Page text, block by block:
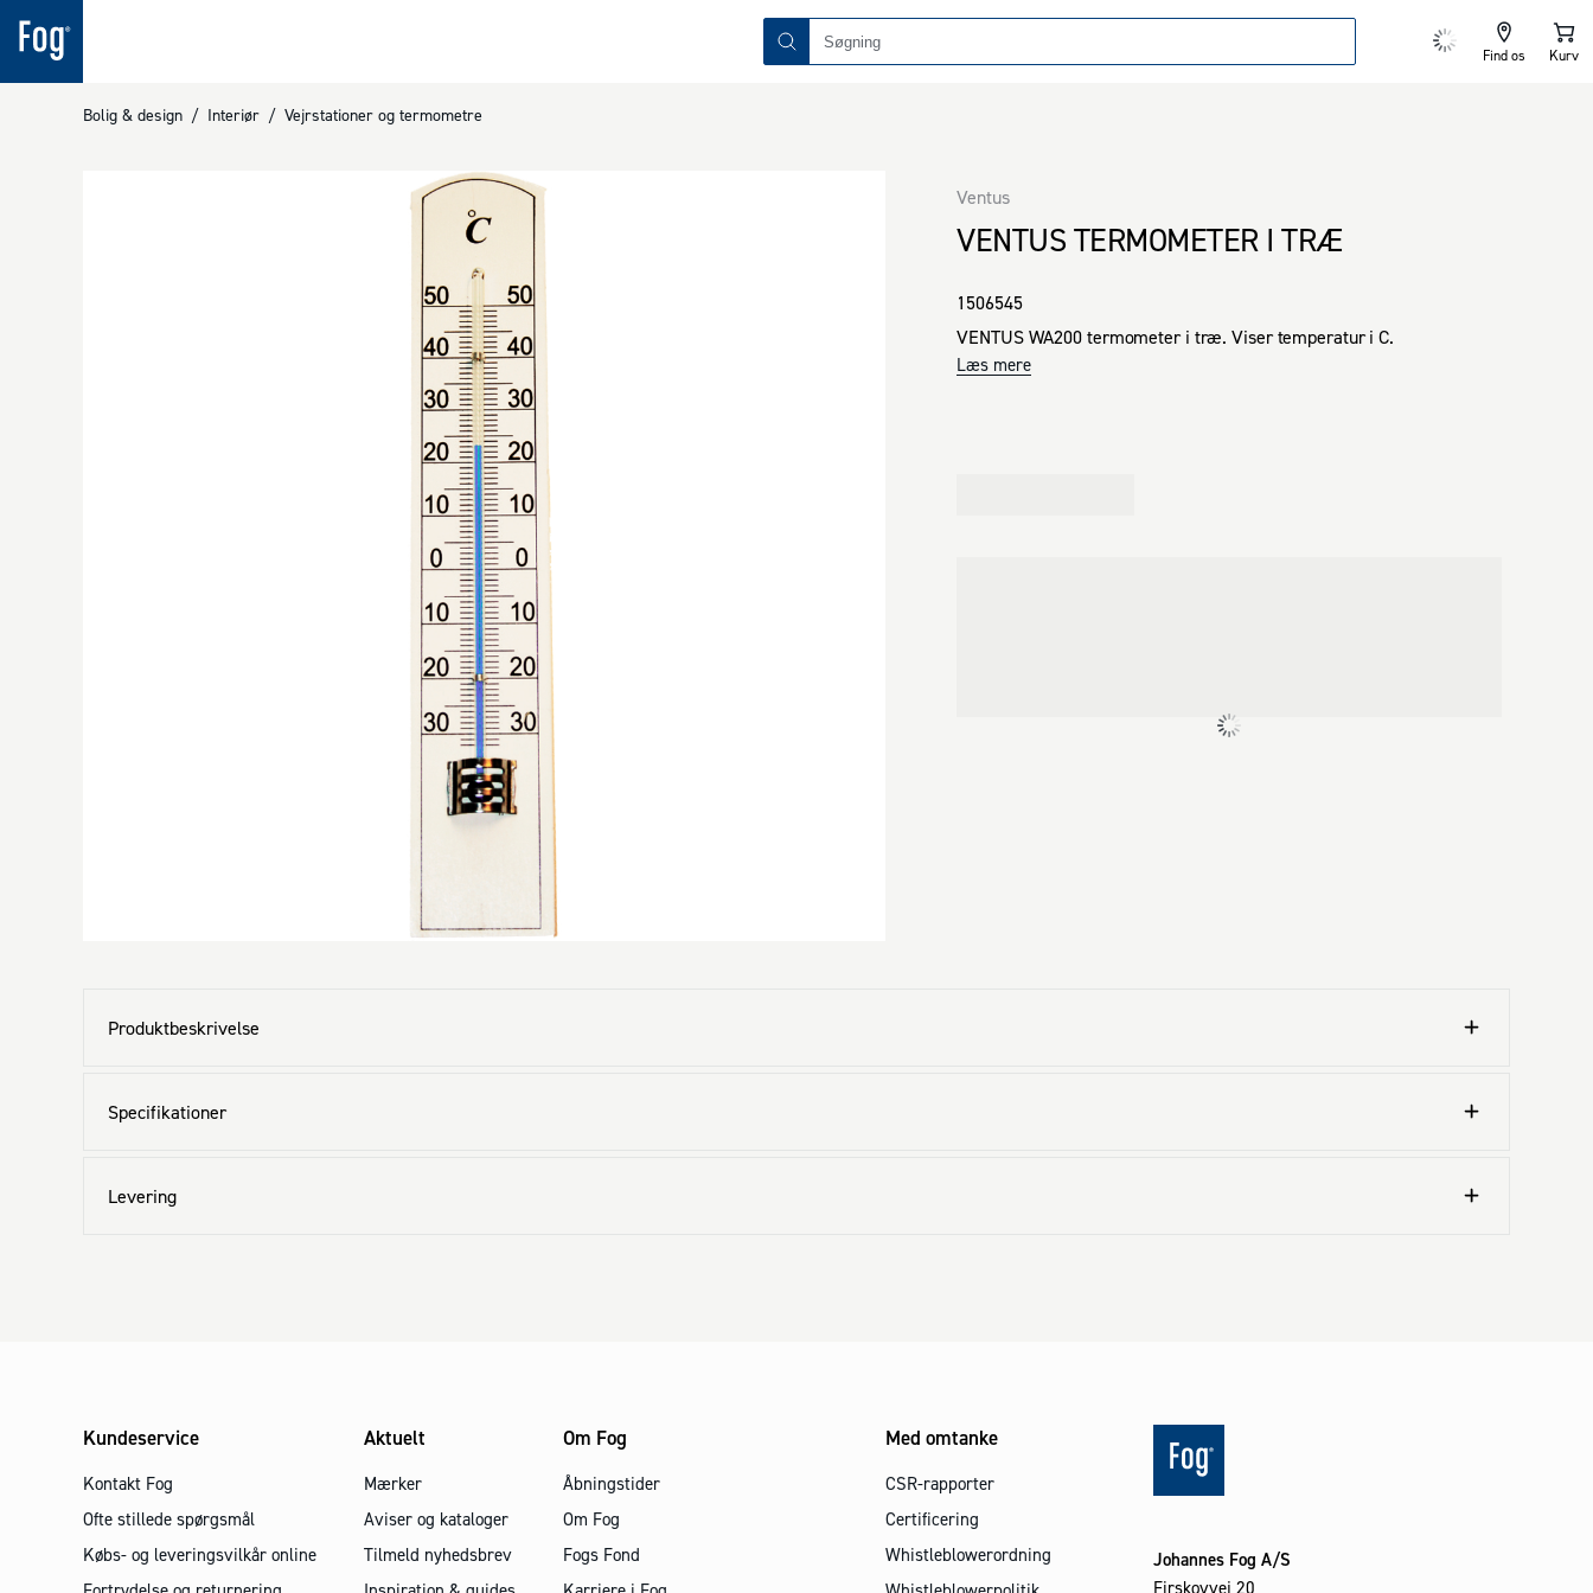
Find os Kurv
Bolig & design / Interiør / Vejrstationer og termometre
VENTUS TERMOMETER I TRÆ
Ventus
1506545
VENTUS WA200 termometer i træ. Viser temperatur i C.
Læs mere
Produktbeskrivelse
Specifikationer
Levering
Kundeservice
Kontakt Fog
Ofte stillede spørgsmål
Købs- og leveringsvilkår online
Aktuelt
Mærker
Aviser og kataloger
Tilmeld nyhedsbrev
Om Fog
Åbningstider
Om Fog
Fogs Fond
Med omtanke
CSR-rapporter
Certificering
Whistleblowerordning
Johannes Fog A/S
Firskovvej 20